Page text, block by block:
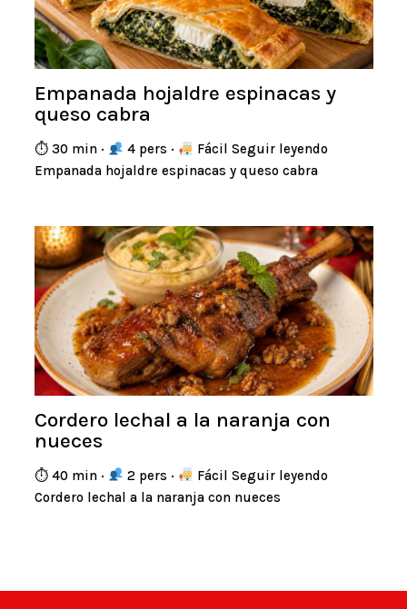
Empanada hojaldre espinacas y
queso cabra
⏱ 30 min · 4 pers ·
Fácil Seguir leyendo
Empanada hojaldre espinacas y queso cabra
Cordero lechal a la naranja con
nueces
⏱ 40 min · 2 pers ·
Fácil Seguir leyendo
Cordero lechal a la naranja con nueces